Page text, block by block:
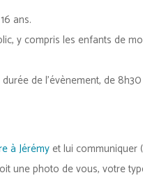
ans.
y compris les enfants de
de l’évènement, de
à Jérémyet lui communiquer
une photo de vous, votre